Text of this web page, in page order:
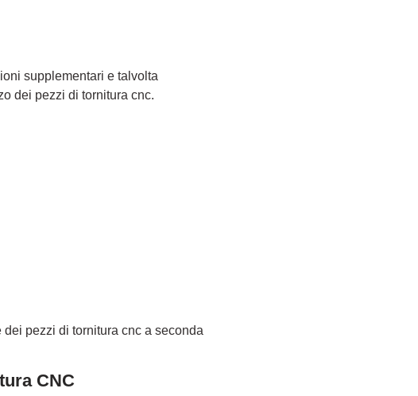
supplementari e talvolta
dei pezzi di tornitura cnc.
dei pezzi di tornitura cnc a seconda
CNC